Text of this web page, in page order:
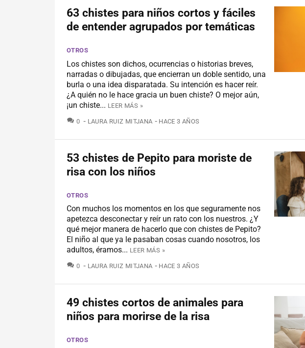
63 chistes para niños cortos y fáciles
de entender agrupados por temáticas
OTROS
Los chistes son dichos, ocurrencias o historias breves,
narradas o dibujadas, que encierran un doble sentido, una
burla o una idea disparatada. Su intención es hacer reír.
¿A quién no le hace gracia un buen chiste? O mejor aún,
¡un chiste... LEER MÁS »
0 COMENTARIOS
LAURA RUIZ MITJANA HACE 3 AÑOS
53 chistes de Pepito para moriste de
risa con los niños
OTROS
Con muchos los momentos en los que seguramente nos
apetezca desconectar y reír un rato con los nuestros. ¿Y
qué mejor manera de hacerlo que con chistes de Pepito?
El niño al que ya le pasaban cosas cuando nosotros, los
adultos, éramos... LEER MÁS »
0 COMENTARIOS
LAURA RUIZ MITJANA HACE 3 AÑOS
49 chistes cortos de animales para
niños para morirse de la risa
OTROS